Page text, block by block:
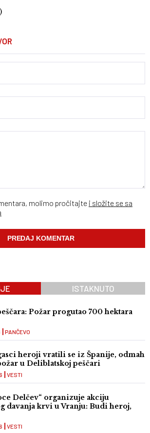
molimo pročitajte i složite se sa
ISTAKNUTO
Požar progutao 700 hektara
PANČEVO
heroji vratili se iz Španije, odmah
u Deliblatskoj peščari
VESTI
Delčev“ organizuje akciju
davanja krvi u Vranju: Budi heroj,
VESTI